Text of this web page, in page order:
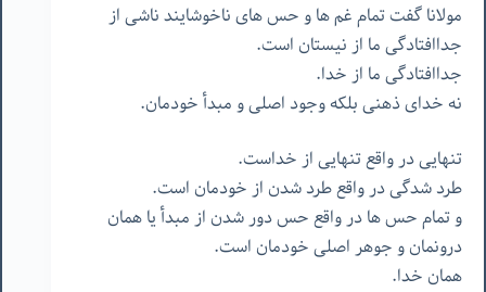
مولانا گفت تمام غم ها و حس های ناخوشایند ناشی از
جداافتادگی ما از نیستان است.
جداافتادگی ما از خدا.
نه خدای ذهنی بلکه وجود اصلی و مبدأ خودمان.
تنهایی در واقع تنهایی از خداست.
طرد شدگی در واقع طرد شدن از خودمان است.
و تمام حس ها در واقع حس دور شدن از مبدأ یا همان
درونمان و جوهر اصلی خودمان است.
همان خدا.